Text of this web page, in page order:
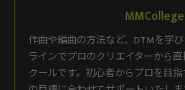
MMCollege
作曲や編曲の方法など、DTMを学
ラインでプロのクリエイターから
クールです。初心者からプロを目